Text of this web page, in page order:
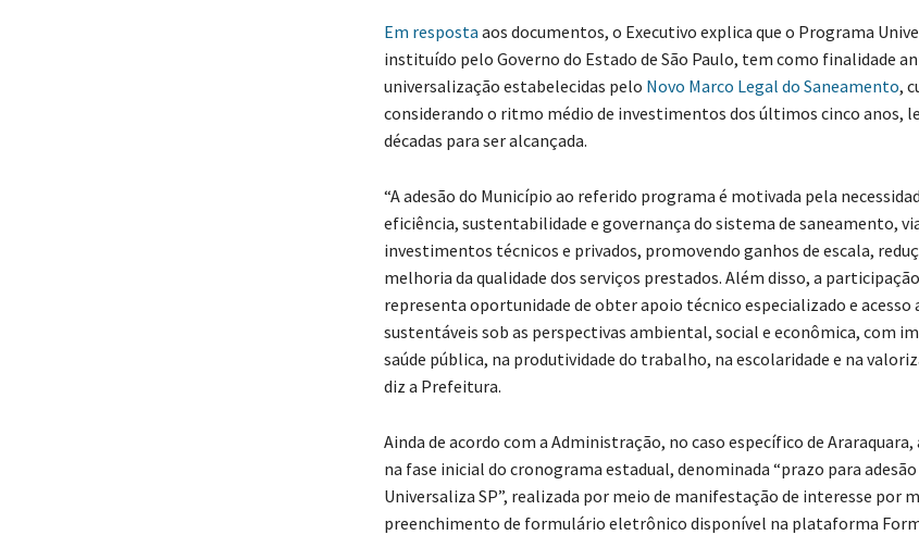
Em resposta aos documentos, o Executivo explica que o Programa
instituído pelo Governo do Estado de São Paulo, tem como finalidade
universalização estabelecidas pelo Novo Marco Legal do Saneamento,
considerando o ritmo médio de investimentos dos últimos cinco anos,
décadas para ser alcançada.
“A adesão do Município ao referido programa é motivada pela
eficiência, sustentabilidade e governança do sistema de saneamento,
investimentos técnicos e privados, promovendo ganhos de escala,
melhoria da qualidade dos serviços prestados. Além disso, a
representa oportunidade de obter apoio técnico especializado e acesso
sustentáveis sob as perspectivas ambiental, social e econômica, com
saúde pública, na produtividade do trabalho, na escolaridade e na
diz a Prefeitura.
Ainda de acordo com a Administração, no caso específico de Araraquara,
na fase inicial do cronograma estadual, denominada “prazo para
Universaliza SP”, realizada por meio de manifestação de interesse por
preenchimento de formulário eletrônico disponível na plataforma